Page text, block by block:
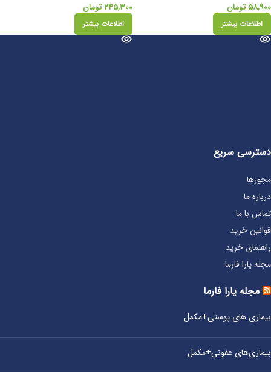
۵۸,۹۰۰تومان
اطلاعات بیشتر
۲۴۵,۳۰۰تومان
اطلاعات بیشتر
دسترسی سریع
مجوزها
درباره ما
تماس با ما
قوانین خرید
راهنمای خرید
مجله یارا فارما
مجله یارا فارما
بیماری‌ های پوستی+مکمل
بیماری‌های عفونی+مکمل